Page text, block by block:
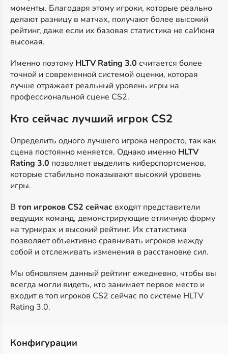
моменты. Благодаря этому игроки, которые реально
делают разницу в матчах, получают более высокий
рейтинг, даже если их базовая статистика не саИюня
высокая.
Именно поэтому HLTV Rating 3.0 считается более
точной и современной системой оценки, которая
лучше отражает реальный уровень игры на
профессиональной сцене CS2.
Кто сейчас лучший игрок CS2
Определить одного лучшего игрока непросто, так как
сцена постоянно меняется. Однако именно HLTV
Rating 3.0 позволяет выделить киберспортсменов,
которые стабильно показывают высокий уровень
игры.
В топ игроков CS2 сейчас входят представители
ведущих команд, демонстрирующие отличную форму
на турнирах и высокий рейтинг. Их статистика
позволяет объективно сравнивать игроков между
собой и отслеживать изменения в расстановке сил.
Мы обновляем данный рейтинг ежедневно, чтобы вы
всегда могли видеть, кто занимает первое место и
входит в топ игроков CS2 сейчас по системе HLTV
Rating 3.0.
Конфигурации